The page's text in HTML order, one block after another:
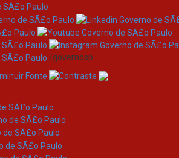
/governosp